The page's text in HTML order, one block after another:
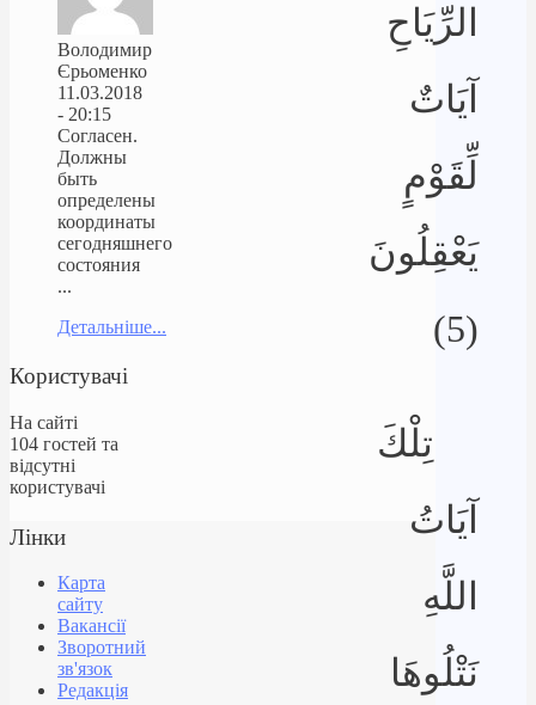
الرِّيَاحِ
آيَاتٌ
لِّقَوْمٍ
يَعْقِلُونَ
(5)
تِلْكَ
آيَاتُ
اللَّهِ
نَتْلُوهَا
Володимир
Єрьоменко
11.03.2018
- 20:15
Согласен.
Должны
быть
определены
координаты
сегодняшнего
состояния
...
Детальніше...
Користувачі
На сайті
104 гостей та
відсутні
користувачі
Лінки
Карта
сайту
Вакансії
Зворотний
зв'язок
Редакція